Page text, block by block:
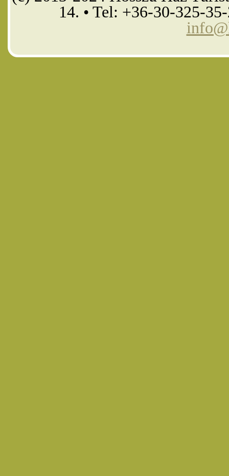
14. • Tel: +36-30-325-